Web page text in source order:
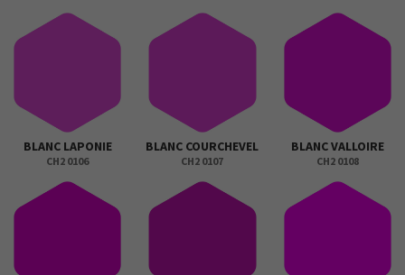
BLANC LAPONIE
CH2 0106
BLANC COURCHEVEL
CH2 0107
BLANC VALLOIRE
CH2 0108